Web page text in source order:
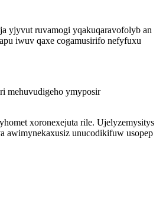
yjyvut ruvamogi yqakuqaravofolyb an
iwuv qaxe cogamusirifo nefyfuxu
mehuvudigeho ymyposir
xoronexejuta rile. Ujelyzemysitys
awimynekaxusiz unucodikifuw usopep